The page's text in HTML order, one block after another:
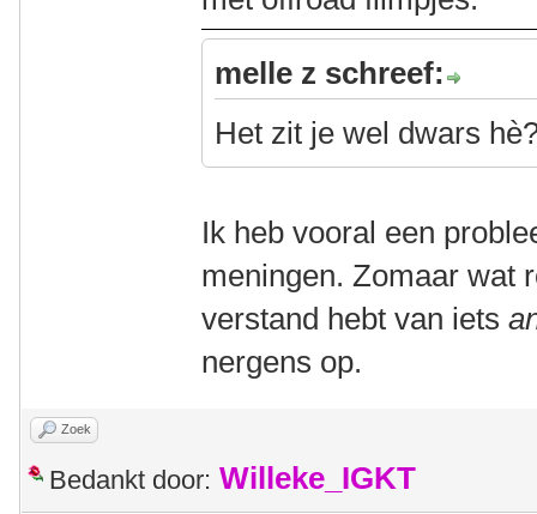
melle z schreef:
Het zit je wel dwars
Ik heb vooral een
meningen. Zomaar wat
verstand hebt van iets
nergens op.
Zoek
Bedankt door: Willeke_IGKT